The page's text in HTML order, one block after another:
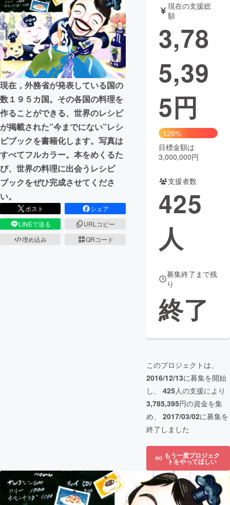
現在，外務省が発表している国の
数１９５カ国。その各国の料理を
作ることができる、世界のレシピ
が掲載された”今までにない”レシ
ピブックを書籍化します。写真は
すべてフルカラー。本をめくるた
び、世界の料理に出会うレシピ
ブックをぜひ完成させてくださ
い。
ポスト
シェア
LINEで送る
URLコピー
埋め込み
QRコード
現在の支援総
額
3,78
5,39
5円
126%
目標金額は
3,000,000円
支援者数
425
人
募集終了まで残
り
終了
このプロジェクトは、
2016/12/13に募集を開始
し、 425人の支援により
3,785,395円の資金を集
め、 2017/03/02に募集を
終了しました
もう一度プロジェク
トをやってほしい